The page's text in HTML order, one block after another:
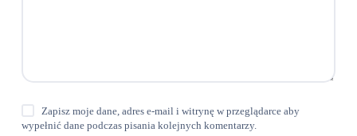
Zapisz moje dane, adres e-mail i witrynę w przeglądarce aby
wypełnić dane podczas pisania kolejnych komentarzy.